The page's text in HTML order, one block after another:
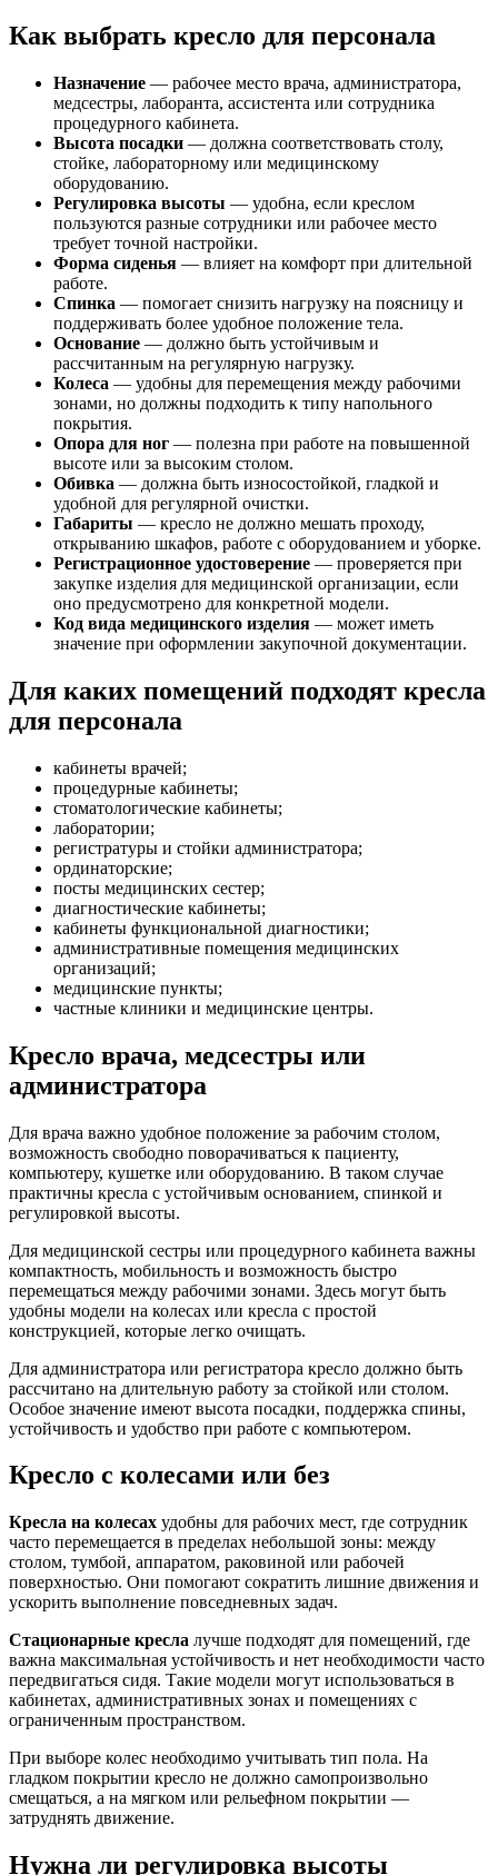
Как выбрать кресло для персонала
Назначение — рабочее место врача, администратора,
медсестры, лаборанта, ассистента или сотрудника
процедурного кабинета.
Высота посадки — должна соответствовать столу,
стойке, лабораторному или медицинскому
оборудованию.
Регулировка высоты — удобна, если креслом
пользуются разные сотрудники или рабочее место
требует точной настройки.
Форма сиденья — влияет на комфорт при длительной
работе.
Спинка — помогает снизить нагрузку на поясницу и
поддерживать более удобное положение тела.
Основание — должно быть устойчивым и
рассчитанным на регулярную нагрузку.
Колеса — удобны для перемещения между рабочими
зонами, но должны подходить к типу напольного
покрытия.
Опора для ног — полезна при работе на повышенной
высоте или за высоким столом.
Обивка — должна быть износостойкой, гладкой и
удобной для регулярной очистки.
Габариты — кресло не должно мешать проходу,
открыванию шкафов, работе с оборудованием и уборке.
Регистрационное удостоверение — проверяется при
закупке изделия для медицинской организации, если
оно предусмотрено для конкретной модели.
Код вида медицинского изделия — может иметь
значение при оформлении закупочной документации.
Для каких помещений подходят кресла
для персонала
кабинеты врачей;
процедурные кабинеты;
стоматологические кабинеты;
лаборатории;
регистратуры и стойки администратора;
ординаторские;
посты медицинских сестер;
диагностические кабинеты;
кабинеты функциональной диагностики;
административные помещения медицинских
организаций;
медицинские пункты;
частные клиники и медицинские центры.
Кресло врача, медсестры или
администратора
Для врача важно удобное положение за рабочим столом,
возможность свободно поворачиваться к пациенту,
компьютеру, кушетке или оборудованию. В таком случае
практичны кресла с устойчивым основанием, спинкой и
регулировкой высоты.
Для медицинской сестры или процедурного кабинета важны
компактность, мобильность и возможность быстро
перемещаться между рабочими зонами. Здесь могут быть
удобны модели на колесах или кресла с простой
конструкцией, которые легко очищать.
Для администратора или регистратора кресло должно быть
рассчитано на длительную работу за стойкой или столом.
Особое значение имеют высота посадки, поддержка спины,
устойчивость и удобство при работе с компьютером.
Кресло с колесами или без
Кресла на колесах удобны для рабочих мест, где сотрудник
часто перемещается в пределах небольшой зоны: между
столом, тумбой, аппаратом, раковиной или рабочей
поверхностью. Они помогают сократить лишние движения и
ускорить выполнение повседневных задач.
Стационарные кресла лучше подходят для помещений, где
важна максимальная устойчивость и нет необходимости часто
передвигаться сидя. Такие модели могут использоваться в
кабинетах, административных зонах и помещениях с
ограниченным пространством.
При выборе колес необходимо учитывать тип пола. На
гладком покрытии кресло не должно самопроизвольно
смещаться, а на мягком или рельефном покрытии —
затруднять движение.
Нужна ли регулировка высоты